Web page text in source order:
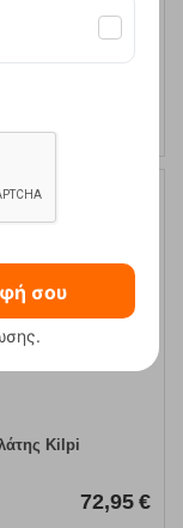
Kilpi
72,95 €
σου